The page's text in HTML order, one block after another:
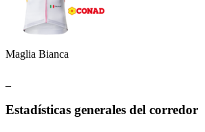
Maglia Bianca
Estadísticas generales del corredor